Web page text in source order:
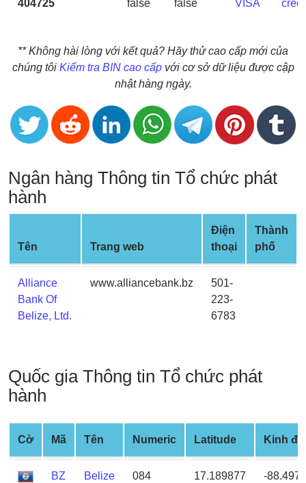
CC
from
Banks
Credit
Card
Validator
Card
Generator
Random
Card
Generator
Generate
Credit
Card
Credit
Card
Checker
Service
What
is
404725 false false VISA
** Không hài lòng với kết quả? Hãy thử cao cấp mới của
chúng tôi Kiểm tra BIN cao cấpvới cơ sở dữ liệu được cập
nhật hàng ngày.
Ngân hàng Thông tin Tổ chức phát
hành
Tên Trang web
Điện
thoại
Thành
phố
Alliance
Bank Of
Belize, Ltd.
www.alliancebank.bz
501-
223-
6783
Quốc gia Thông tin Tổ chức phát
hành
Cờ Mã Tên Numeric Latitude Kinh độ
BZ Belize 084 17.189877 -